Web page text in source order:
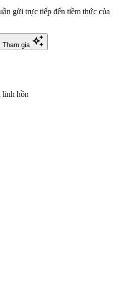
gửi trực tiếp đến tiềm thức của
Tham gia auto_awesome
linh hồn